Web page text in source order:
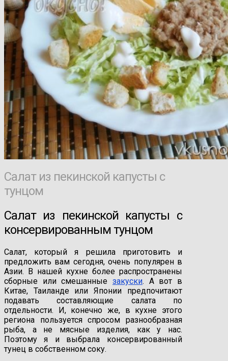
Салат из пекинской капусты с
тунцом
Салат из пекинской капусты с
консервированным тунцом
Салат, который я решила приготовить и
предложить вам сегодня, очень популярен в
Азии. В нашей кухне более распространены
сборные или смешанные закуски. А вот в
Китае, Таиланде или Японии предпочитают
подавать составляющие салата по
отдельности. И, конечно же, в кухне этого
региона пользуется спросом разнообразная
рыба, а не мясные изделия, как у нас.
Поэтому я и выбрала консервированный
тунец в собственном соку.